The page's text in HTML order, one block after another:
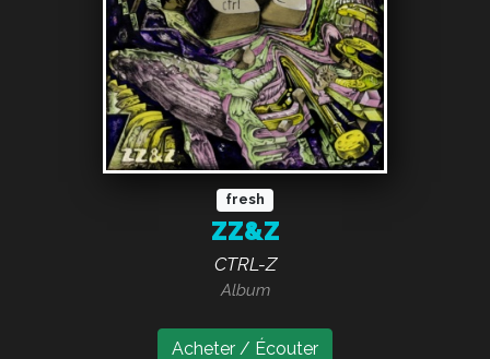
fresh
ZZ&Z
CTRL-Z
Album
Acheter / Écouter